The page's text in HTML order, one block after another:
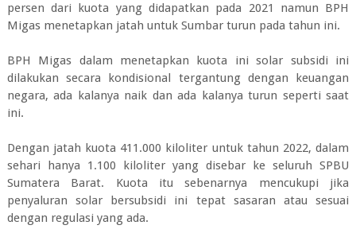
persen dari kuota yang didapatkan pada 2021 namun BPH
Migas menetapkan jatah untuk Sumbar turun pada tahun ini.
BPH Migas dalam menetapkan kuota ini solar subsidi ini
dilakukan secara kondisional tergantung dengan keuangan
negara, ada kalanya naik dan ada kalanya turun seperti saat
ini.
Dengan jatah kuota 411.000 kiloliter untuk tahun 2022, dalam
sehari hanya 1.100 kiloliter yang disebar ke seluruh SPBU
Sumatera Barat. Kuota itu sebenarnya mencukupi jika
penyaluran solar bersubsidi ini tepat sasaran atau sesuai
dengan regulasi yang ada.